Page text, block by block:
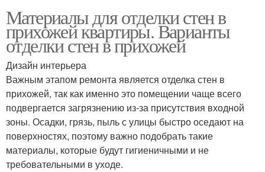
Материалы для отделки стен в
прихожей квартиры. Варианты
отделки стен в прихожей
Дизайн интерьера
Важным этапом ремонта является отделка стен в
прихожей, так как именно это помещении чаще всего
подвергается загрязнению из-за присутствия входной
зоны. Осадки, грязь, пыль с улицы быстро оседают на
поверхностях, поэтому важно подобрать такие
материалы, которые будут гигиеничными и не
требовательными в уходе.